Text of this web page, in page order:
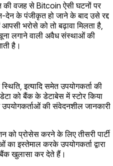
की वजह से Bitcoin ऐसी घटनों पर
देन के पंजीकृत हो जाने के बाद उसे रद्द
भरोसे को तो बढ़ावा मिलता है,
लगाने वाली अवैध संस्थाओं की
है।
इत्यादि समेत उपयोगकर्ता की
को बैंक के डेटाबेस में स्टोर किया
की संवेदनशील जानकारी
प्रोसेस करने के लिए तीसरी पार्टी
इस्तेमाल करके उपयोगकर्ता द्वारा
बैंक खुलासा कर देते हैं।